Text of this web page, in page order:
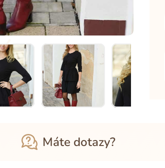
Máte dotazy?